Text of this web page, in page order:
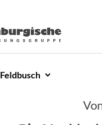
Feldbusch